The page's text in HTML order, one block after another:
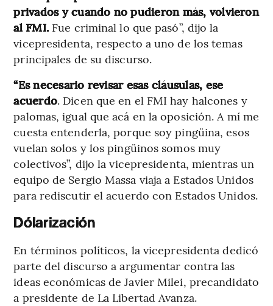
privados y cuando no pudieron más, volvieron
al FMI. Fue criminal lo que pasó”, dijo la
vicepresidenta, respecto a uno de los temas
principales de su discurso.
“Es necesario revisar esas cláusulas, ese
acuerdo. Dicen que en el FMI hay halcones y
palomas, igual que acá en la oposición. A mí me
cuesta entenderla, porque soy pingüina, esos
vuelan solos y los pingüinos somos muy
colectivos”, dijo la vicepresidenta, mientras un
equipo de Sergio Massa viaja a Estados Unidos
para rediscutir el acuerdo con Estados Unidos.
Dólarización
En términos políticos, la vicepresidenta dedicó
parte del discurso a argumentar contra las
ideas económicas de Javier Milei, precandidato
a presidente de La Libertad Avanza.